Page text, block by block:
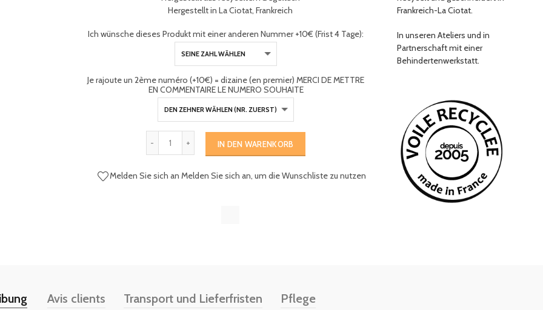
Hergestellt in La Ciotat, Frankreich
Ich wünsche dieses Produkt mit einer anderen Nummer +10€ (Frist 4 Tage):
Je rajoute un 2ème numéro (+10€) = dizaine (en premier) MERCI DE METTRE
EN COMMENTAIRE LE NUMERO SOUHAITE
IN DEN WARENKORB
Melden Sie sich an Melden Sie sich an, um die Wunschliste zu nutzen
Frankreich-La Ciotat.
In unseren Ateliers und in
Partnerschaft mit einer
Behindertenwerkstatt.
Avis clients Transport und Lieferfristen Pflege